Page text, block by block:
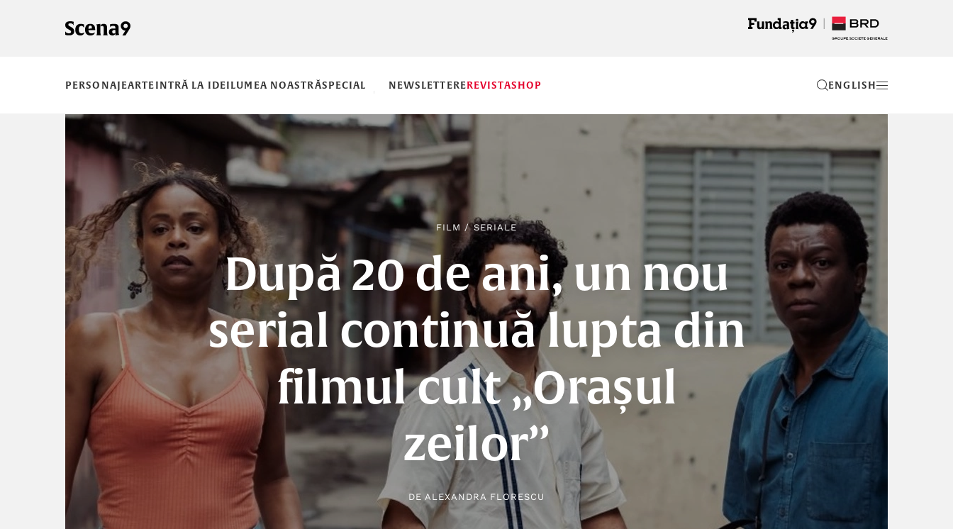
PERSONAJEARTEINTRĂ LA IDEILUMEA NOASTRĂSPECIAL NEWSLETTEREREVISTASHOP EN
FILM /SERIALE
După 20 de ani, un nou
serial continuă lupta din
filmul cult „Orașul
zeilor”
DE ALEXANDRA FLORESCU